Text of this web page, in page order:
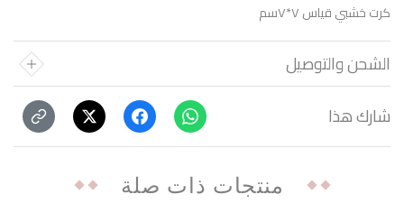
كرت خشبي قياس ٧*٧سم
الشحن والتوصيل
شارك هذا
منتجات ذات صلة